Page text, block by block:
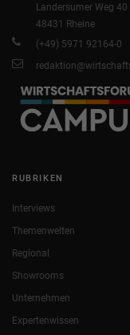
Landersumer Weg 40
48431 Rheine
(+49) 5971 92164-0
RUBRIKEN
Interviews
Themenwelten
Regional
Showrooms
Unternehmen
Expertenwissen